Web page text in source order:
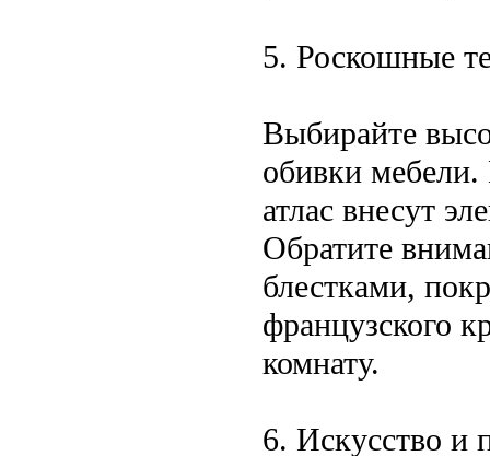
5. Роскошные
Выбирайте
обивки
атлас внесут
Обратите
блестками,
французского
комнату.
6. Искусство и